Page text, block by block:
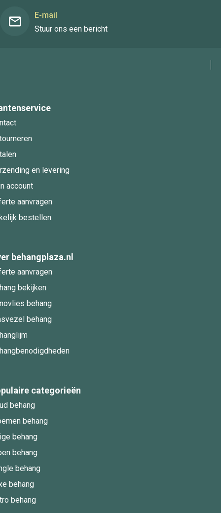
E-mail
Stuur ons een bericht
en levering
account
aanvragen
bestellen
behangplaza.nl
aanvragen
bekijken
behang
behang
categorieën
behang
behang
behang
behang
behang
behang
behang